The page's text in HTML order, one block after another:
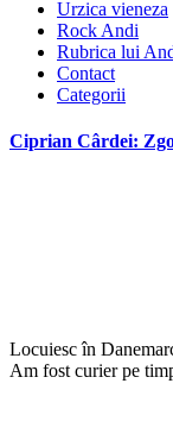
Urzica vieneza
Rock Andi
Rubrica lui
Contact
Categorii
Ciprian Cârdei:
Locuiesc în
Am fost curier pe